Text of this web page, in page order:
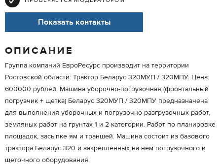
Показать контакты
ОПИСАНИЕ
Группа компаний ЕвроРесурс производит на территории
Ростовской области: Трактор Беларус 320МУП / 320МПУ. Цена:
600000 рублей. Машина уборочно-погрузочная (фронтальный
погрузчик + щетка) Беларус 320МУП / 320МПУ предназначена
для выполнения уборочных и погрузочно-разгрузочных работ,
земляных работ на грунтах 1 и 2 категории. Работ по планировке
площадок, засыпке ям и траншей. Машина состоит из базового
трактора Беларус 320 и закрепленных на нем погрузочного и
щеточного оборудования.